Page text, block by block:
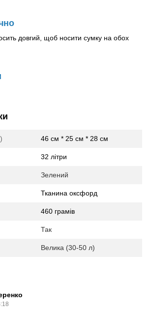
довгий, щоб носити сумку на обох
46 см * 25 см * 28 см
32 літри
Зелений
Тканина оксфорд
460 грамів
Так
Велика (30-50 л)